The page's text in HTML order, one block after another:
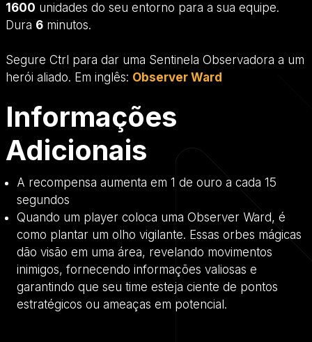
1600 unidades do seu entorno para a sua equipe.
Dura 6 minutos.
Segure Ctrl para dar uma Sentinela Observadora a um
herói aliado. Em inglês: Observer Ward
Informações
Adicionais
A recompensa aumenta em 1 de ouro a cada 15
segundos
Quando um player coloca uma Observer Ward, é
como plantar um olho vigilante. Essas orbes mágicas
dão visão em uma área, revelando movimentos
inimigos, fornecendo informações valiosas e
garantindo que seu time esteja ciente de pontos
estratégicos ou ameaças em potencial.